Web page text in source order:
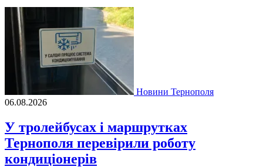
Новини Тернополя
06.08.2026
У тролейбусах і маршрутках
Тернополя перевірили роботу
кондиціонерів